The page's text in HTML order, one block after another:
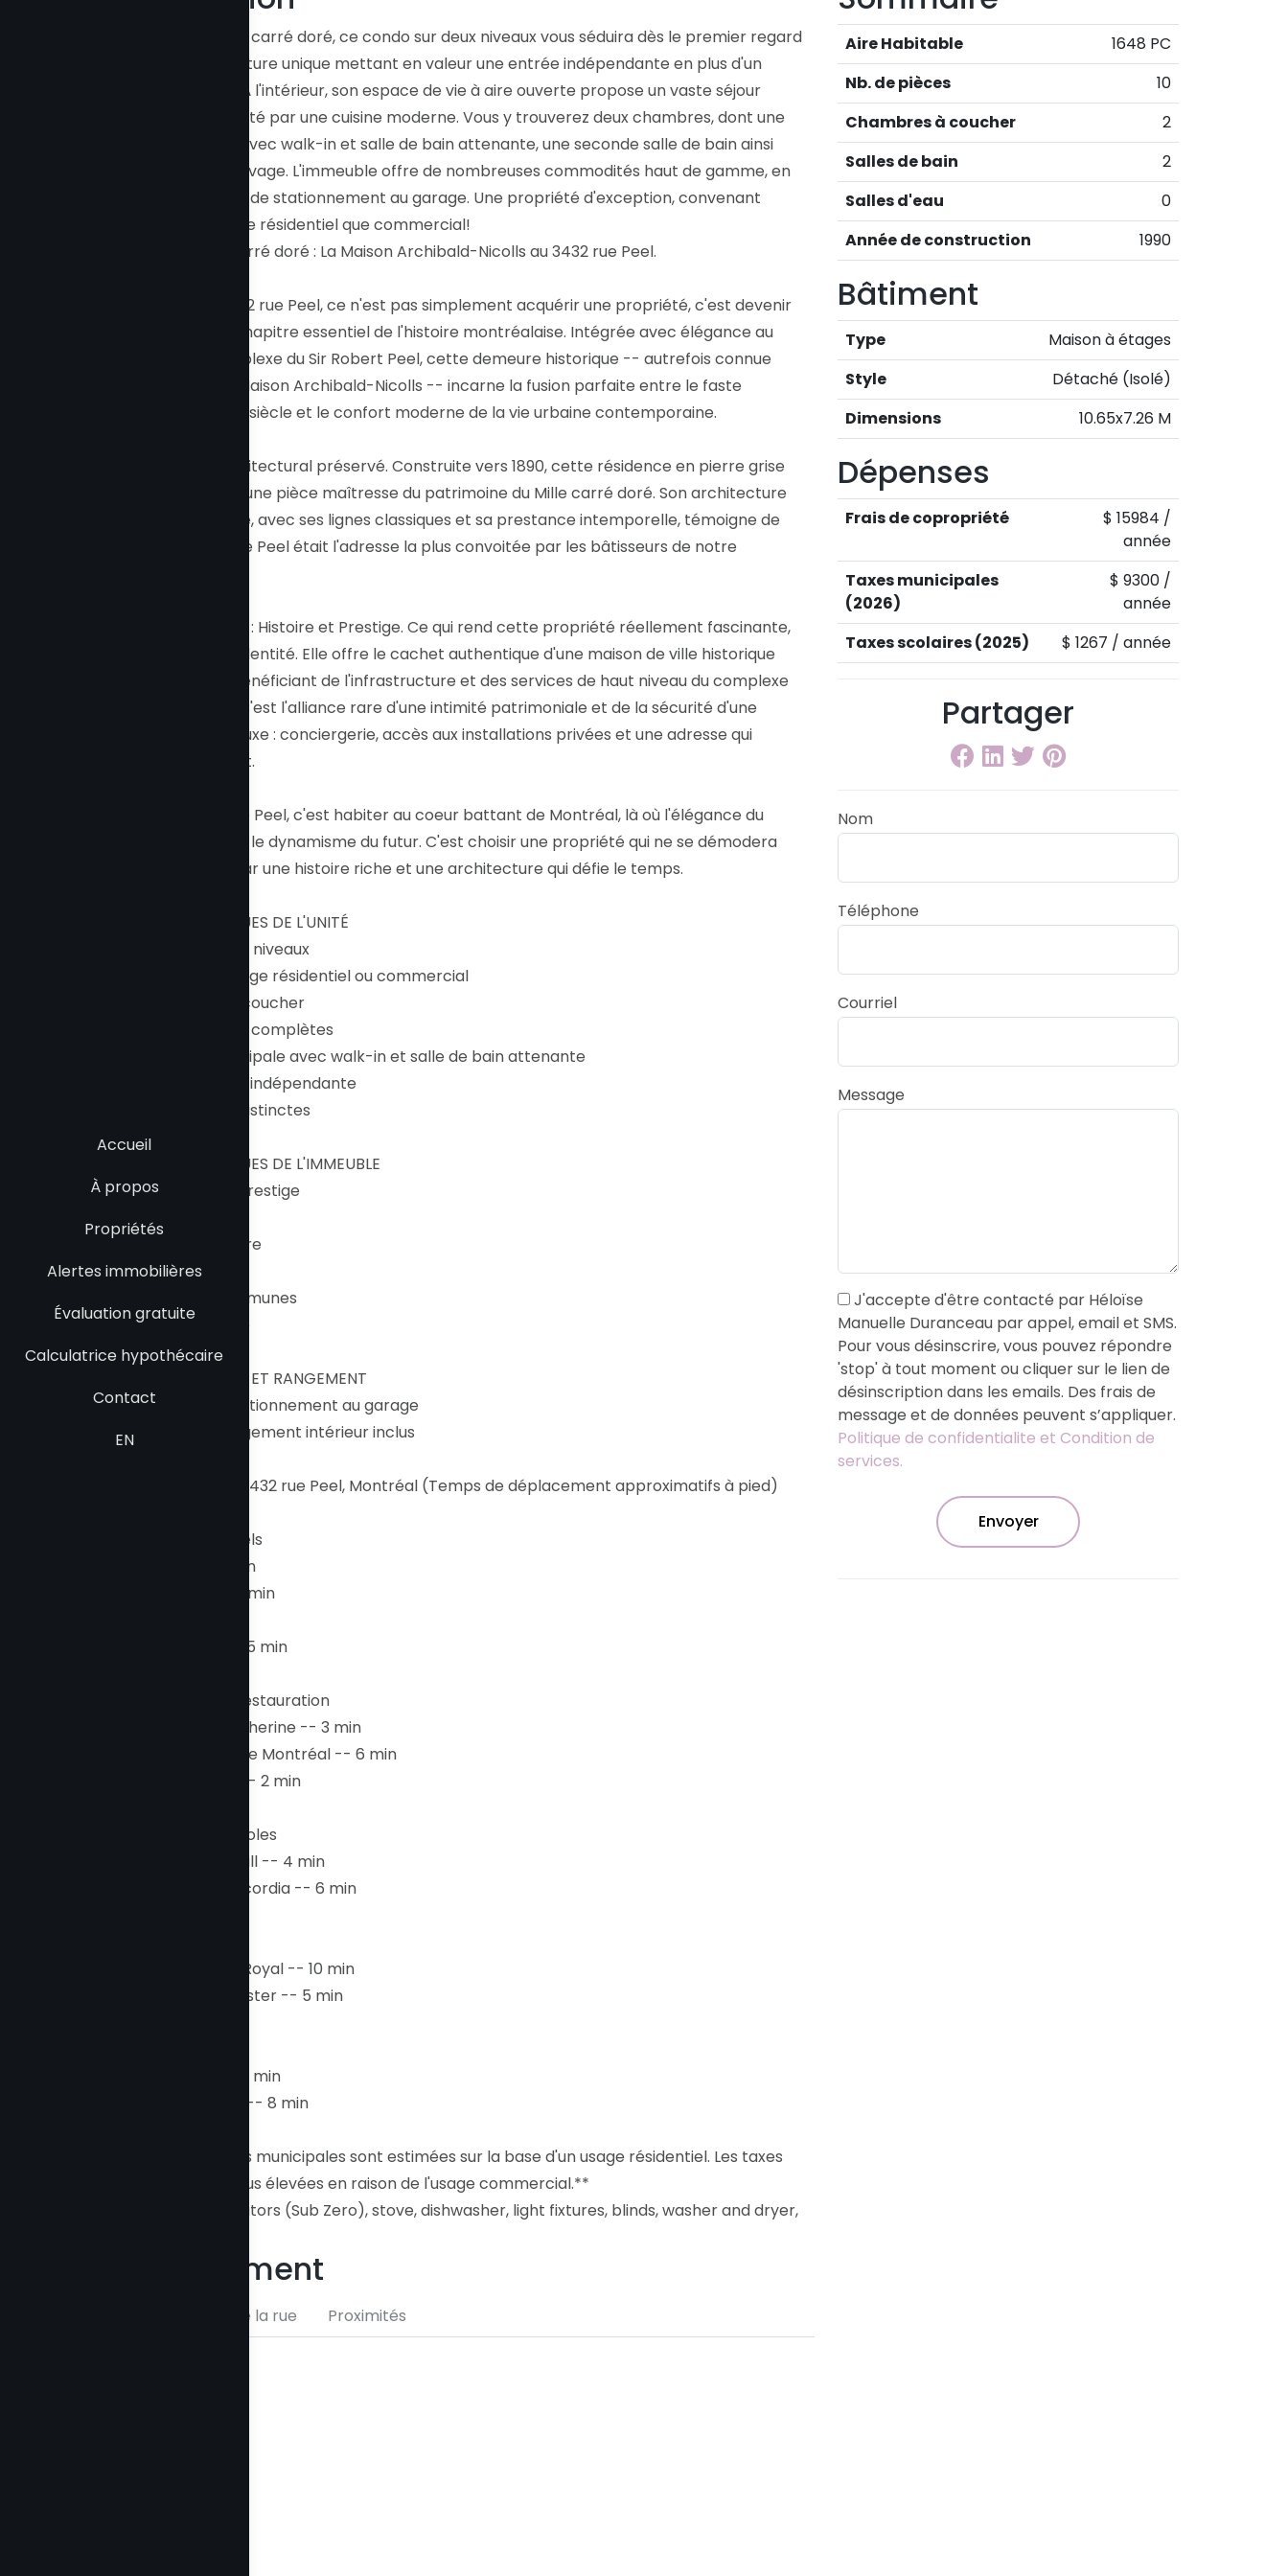
Accueil
À propos
Propriétés
Alertes immobilières
Évaluation gratuite
Calculatrice hypothécaire
Contact
EN
Au coeur du Mille carré doré, ce condo sur deux niveaux vous séduira dès le premier regard
par son architecture unique mettant en valeur une entrée indépendante en plus d'un
accès intérieur. À l'intérieur, son espace de vie à aire ouverte propose un vaste séjour
lumineux complété par une cuisine moderne. Vous y trouverez deux chambres, dont une
suite principale avec walk-in et salle de bain attenante, une seconde salle de bain ainsi
qu'une salle de lavage. L'immeuble offre de nombreuses commodités haut de gamme, en
plus d'un espace de stationnement au garage. Une propriété d'exception, convenant
autant à un usage résidentiel que commercial!
L'âme du Mille carré doré : La Maison Archibald-Nicolls au 3432 rue Peel.
S'installer au 3432 rue Peel, ce n'est pas simplement acquérir une propriété, c'est devenir
le gardien d'un chapitre essentiel de l'histoire montréalaise. Intégrée avec élégance au
prestigieux complexe du Sir Robert Peel, cette demeure historique -- autrefois connue
sous le nom de Maison Archibald-Nicolls -- incarne la fusion parfaite entre le faste
victorien du XIXe siècle et le confort moderne de la vie urbaine contemporaine.
Un héritage architectural préservé. Construite vers 1890, cette résidence en pierre grise
de Montréal est une pièce maîtresse du patrimoine du Mille carré doré. Son architecture
néo-Queen Anne, avec ses lignes classiques et sa prestance intemporelle, témoigne de
l'époque où la rue Peel était l'adresse la plus convoitée par les bâtisseurs de notre
L'équilibre unique : Histoire et Prestige. Ce qui rend cette propriété réellement fascinante,
c'est sa double identité. Elle offre le cachet authentique d'une maison de ville historique
privée tout en bénéficiant de l'infrastructure et des services de haut niveau du complexe
Sir Robert Peel. C'est l'alliance rare d'une intimité patrimoniale et de la sécurité d'une
copropriété de luxe : conciergerie, accès aux installations privées et une adresse qui
inspire le respect.
Vivre au 3432 rue Peel, c'est habiter au coeur battant de Montréal, là où l'élégance du
passé rencontre le dynamisme du futur. C'est choisir une propriété qui ne se démodera
jamais, portée par une histoire riche et une architecture qui défie le temps.
CARACTÉRISTIQUES DE L'UNITÉ
- Condo sur deux niveaux
- Possibilité d'usage résidentiel ou commercial
- 2 chambres à coucher
- 2 salles de bain complètes
- Chambre principale avec walk-in et salle de bain attenante
- Salle de lavage indépendante
- Deux entrées distinctes
CARACTÉRISTIQUES DE L'IMMEUBLE
- Immeuble de prestige
- Ascenseur
- Piscine intérieure
- Spa et sauna
- Terrasses communes
- Salle commune
STATIONNEMENT ET RANGEMENT
- 1 espace de stationnement au garage
- Espace de rangement intérieur inclus
À PROXIMITÉ -- 3432 rue Peel, Montréal (Temps de déplacement approximatifs à pied)
Services essentiels
- Provigo -- 6 min
- Starbucks -- 3 min
- Pharmaprix -- 5 min
Magasinage et restauration
- Rue Sainte-Catherine -- 3 min
- Centre Eaton de Montréal -- 6 min
- Rue Crescent -- 2 min
Universités et écoles
- Université McGill -- 4 min
- Université Concordia -- 6 min
- Parc du Mont-Royal -- 10 min
- Square Dorchester -- 5 min
- Métro Peel -- 2 min
- Gare Centrale -- 8 min
**Note : Les taxes municipales sont estimées sur la base d'un usage résidentiel. Les taxes
actuelles sont plus élevées en raison de l'usage commercial.**
Refrigerators (Sub Zero), stove, dishwasher, light fixtures, blinds, washer and dryer,
Emplacement
Vue de la rue Proximités
Aire Habitable
1648 PC
Nb. de pièces
10
Chambres à coucher
2
Salles de bain
2
Salles d'eau
0
Année de construction
1990
Bâtiment
Type
Maison à étages
Style
Détaché (Isolé)
Dimensions
10.65x7.26 M
Dépenses
Frais de copropriété
$ 15984 /
année
Taxes municipales
(2026)
$ 9300 /
année
Taxes scolaires (2025)
$ 1267 / année
Partager
Nom
Téléphone
Courriel
Message
J'accepte d'être contacté par Héloïse
Manuelle Duranceau par appel, email et SMS.
Pour vous désinscrire, vous pouvez répondre
'stop' à tout moment ou cliquer sur le lien de
désinscription dans les emails. Des frais de
message et de données peuvent s’appliquer.
Politique de confidentialite et Condition de
services.
Envoyer